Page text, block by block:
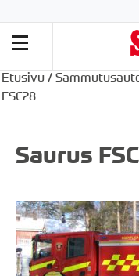
Etusivu /
FSC28
Saurus